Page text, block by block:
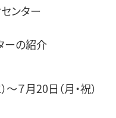
ンター
の紹介
７月20日（月・祝）